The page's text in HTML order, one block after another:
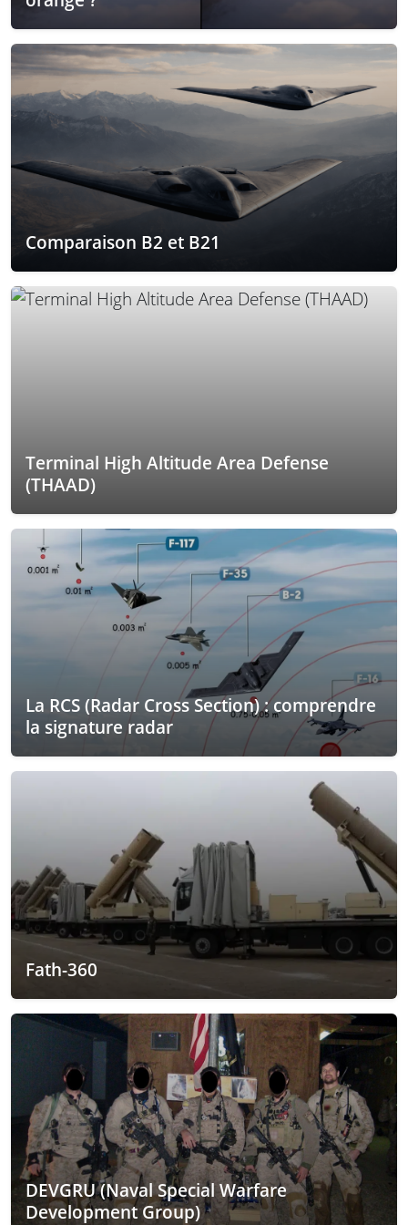
Comparaison B2 et B21
Terminal High Altitude Area Defense
(THAAD)
La RCS (Radar Cross Section) : comprendre
la signature radar
Fath-360
DEVGRU (Naval Special Warfare
Development Group)